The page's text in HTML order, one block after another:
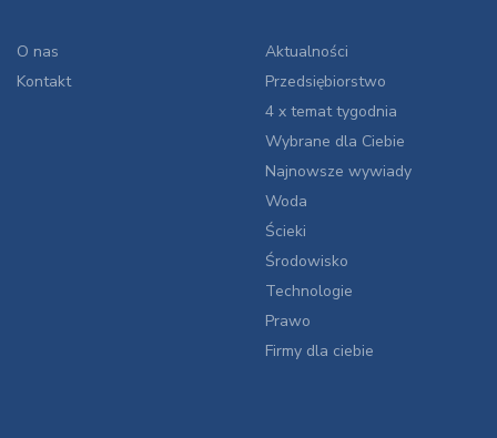
O nas
Kontakt
Aktualności
Przedsiębiorstwo
4 x temat tygodnia
Wybrane dla Ciebie
Najnowsze wywiady
Woda
Ścieki
Środowisko
Technologie
Prawo
Firmy dla ciebie